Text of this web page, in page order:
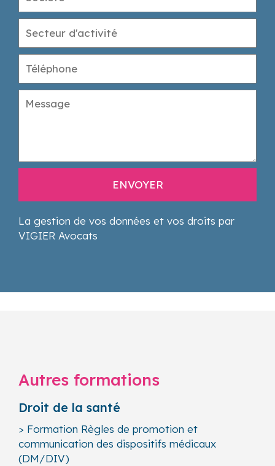
La gestion de vos données et vos droits par
VIGIER Avocats
Autres formations
Droit de la santé
> Formation Règles de promotion et
communication des dispositifs médicaux
(DM/DIV)